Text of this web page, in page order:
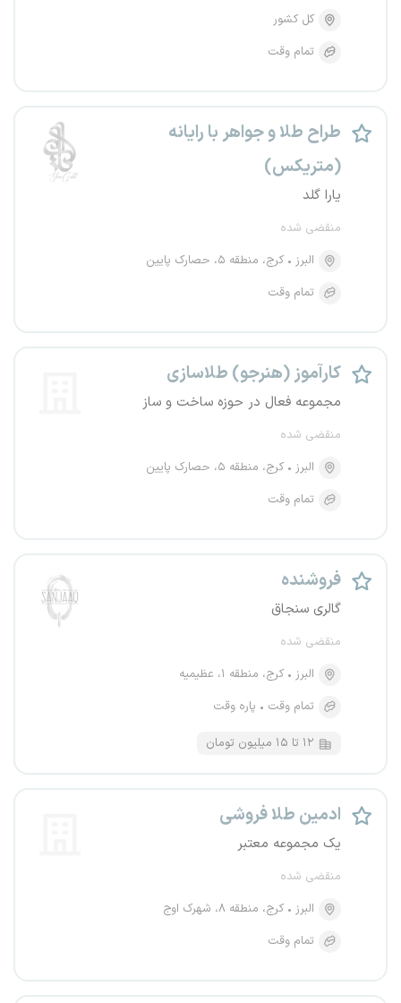
کل کشور
تمام وقت
طراح طلا و جواهر با رایانه
(متریکس)
یارا گلد
منقضی شده
البرز
کرج، منطقه ۵، حصارک پایین
تمام وقت
کارآموز (هنرجو) طلاسازی
مجموعه فعال در حوزه ساخت و ساز
منقضی شده
البرز
کرج، منطقه ۵، حصارک پایین
تمام وقت
فروشنده
گالری سنجاق
منقضی شده
البرز
کرج، منطقه ۱، عظیمیه
تمام وقت
پاره وقت
۱۲ تا ۱۵ میلیون تومان
ادمین طلا فروشی
یک مجموعه معتبر
منقضی شده
البرز
کرج، منطقه ۸، شهرک اوج
تمام وقت